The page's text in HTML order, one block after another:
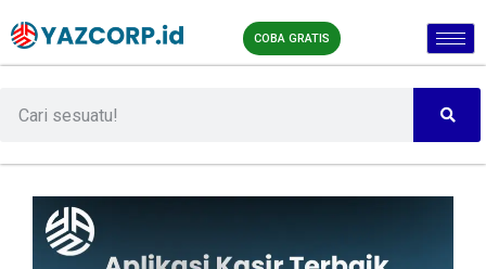
COBA GRATIS